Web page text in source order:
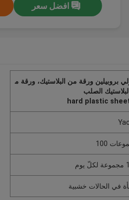
افضل سعر
بروبيلين ورقة من البلاستيك، ورقة م
الصلب
hard plastic
100
في الحالات خشبية